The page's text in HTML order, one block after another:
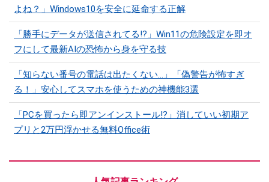
よね？」Windows10を安全に延命する正解
「勝手にデータが送信されてる!?」Win11の危険設定を即オ
フにして最新AIの恐怖から身を守る技
「知らない番号の電話は出たくない…」「偽警告が怖すぎ
る！」安心してスマホを使うための神機能3選
「PCを買ったら即アンインストール!?」消していい初期ア
プリと2万円浮かせる無料Office術